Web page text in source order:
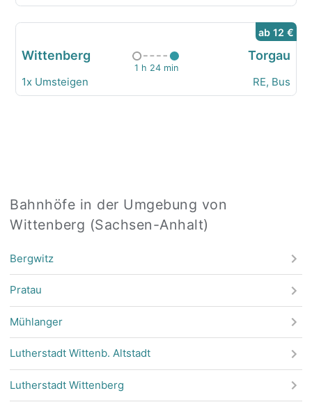
ab 12 €
Wittenberg
1 h 24 min
Torgau
1x Umsteigen RE, Bus
Bahnhöfe in der Umgebung von
Wittenberg (Sachsen-Anhalt)
Bergwitz
Pratau
Mühlanger
Lutherstadt Wittenb. Altstadt
Lutherstadt Wittenberg